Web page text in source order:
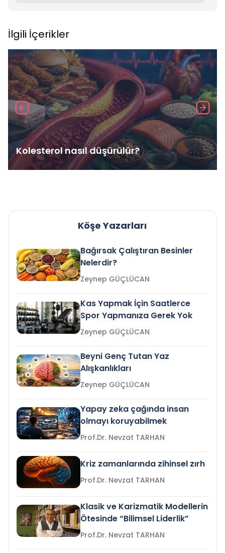
İlgili İçerikler
Kolesterol nasıl düşürülür?
Köşe Yazarları
Bağırsak Çalıştıran Besinler
Nelerdir?
Zeynep GÜÇLÜCAN
Kas Yapmak İçin Saatlerce
Spor Yapmanıza Gerek Yok
Zeynep GÜÇLÜCAN
Beyni Genç Tutan Yaz
Alışkanlıkları
Zeynep GÜÇLÜCAN
Yapay zeka çağında insan
olmayı koruyabilmek
Prof.Dr. Nevzat TARHAN
Kriz zamanlarında zihinsel zırh
Prof.Dr. Nevzat TARHAN
Klasik ve Karizmatik Modellerin
Ötesinde “Bilimsel Liderlik”
Prof.Dr. Nevzat TARHAN